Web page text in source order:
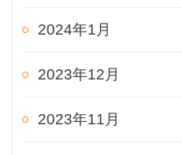
2024年1月
2023年12月
2023年11月